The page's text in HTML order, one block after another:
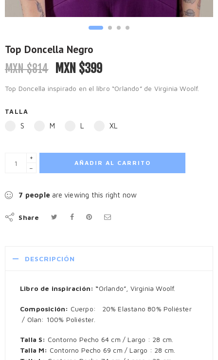
Top Doncella Negro
MXN $814 MXN $399
Top Doncella inspirado en el libro “Orlando” de Virginia Woolf.
TALLA
S M L XL
+
−
AÑADIR AL CARRITO
7 people are viewing this right now
Share
DESCRIPCIÓN
Libro de inspiración: “Orlando”, Virginia Woolf.
Composición: Cuerpo: 20% Elastano 80% Poliéster
/ Olan: 100% Poliéster.
Talla S: Contorno Pecho 64 cm / Largo : 28 cm.
Talla M: Contorno Pecho 69 cm / Largo : 28 cm.